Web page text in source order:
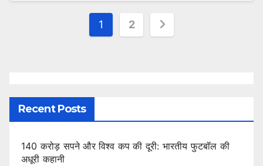
Posts
1 2
Recent Posts
140 करोड़ सपने और विश्व कप की दूरी: भारतीय फुटबॉल की
अधूरी कहानी